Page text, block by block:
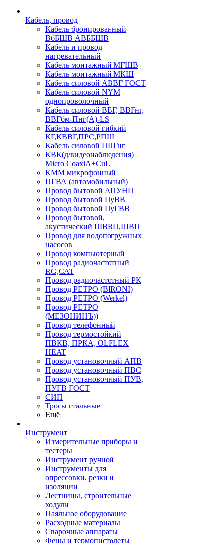
Кабель, провод
Кабель бронированный
ВбБШВ АВББШВ
Кабель и провод
нагревательный
Кабель монтажный МГШВ
Кабель монтажный МКШ
Кабель силовой АВВГ ГОСТ
Кабель силовой NYM
однопроволочный
Кабель силовой ВВГ, ВВГнг,
ВВГбм-Пнг(А)-LS
Кабель силовой гибкий
КГ,КВВГ,ПРС,РПШ
Кабель силовой ППГнг
КВК(д/видеонаблюдения)
Micro CoaxiA+CuL
КММ микрофонный
ПГВА (автомобильный)
Провод бытовой АПУНП
Провод бытовой ПуВВ
Провод бытовой ПуГВВ
Провод бытовой,
акустический ШВВП,ШВП
Провод для водопогружных
насосов
Провод компьютерный
Провод радиочастотный
RG,САТ
Провод радиочастотный РК
Провод РЕТРО (BIRONI)
Провод РЕТРО (Werkel)
Провод РЕТРО
(МЕЗОНИНЪ))
Провод телефонный
Провод термостойкий
ПВКВ, ПРКА, OLFLEX
HEAT
Провод установочный АПВ
Провод установочный ПВС
Провод установочный ПУВ,
ПУГВ ГОСТ
СИП
Тросы стальные
Ещё
Инструмент
Измерительные приборы и
тестеры
Инструмент ручной
Инструменты для
опрессовки, резки и
изоляции
Лестницы, строительные
ходули
Паяльное оборудование
Расходные материалы
Сварочные аппараты
Фены и термопистолеты